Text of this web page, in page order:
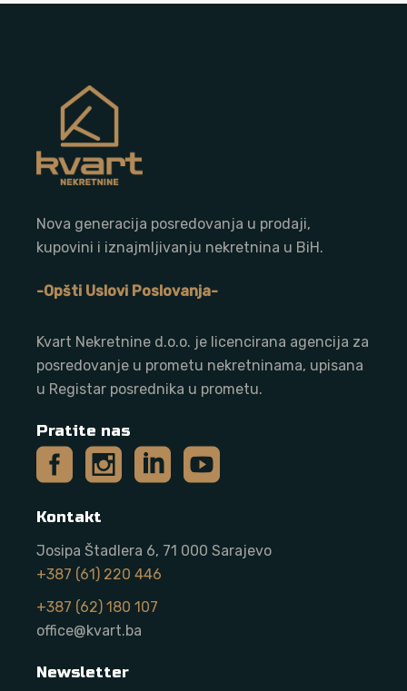
Nova generacija posredovanja u prodaji,
kupovini i iznajmljivanju nekretnina u BiH.
-Opšti Uslovi Poslovanja-
Kvart Nekretnine d.o.o. je licencirana agencija za
posredovanje u prometu nekretninama, upisana
u Registar posrednika u prometu.
Pratite nas
Kontakt
Josipa Štadlera 6, 71 000 Sarajevo
+387 (61) 220 446
+387 (62) 180 107
office@kvart.ba
Newsletter